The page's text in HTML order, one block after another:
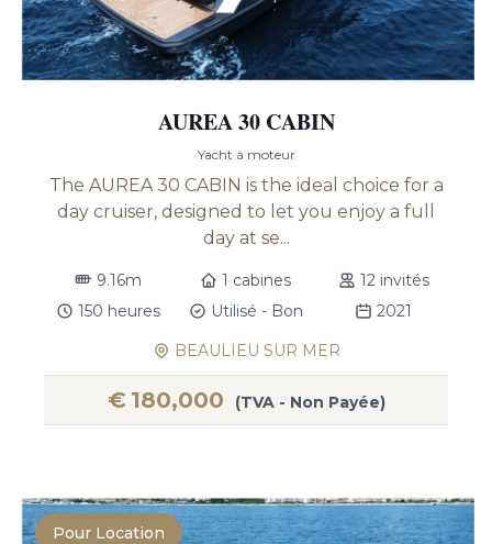
AUREA 30 CABIN
Yacht à moteur
The AUREA 30 CABIN is the ideal choice for a
day cruiser, designed to let you enjoy a full
day at se...
9.16m 1 cabines
12 invités
150 heures
Utilisé - Bon
2021
BEAULIEU SUR MER
€ 180,000 (TVA - Non Payée)
Pour Location